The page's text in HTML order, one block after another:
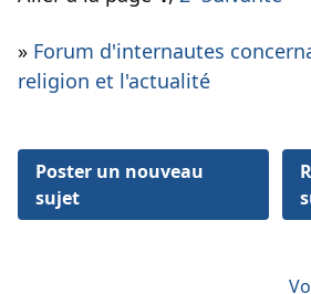
» Forum d'internautes
religion et l'actualité
Poster un nouveau
sujet